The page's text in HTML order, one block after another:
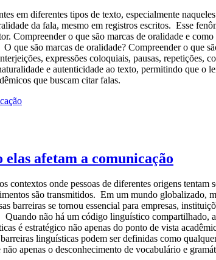
em diferentes tipos de texto, especialmente
da fala, mesmo em registros escritos. Esse
Compreender o que são marcas de oralidade e
que são marcas de oralidade? Compreender o que
expressões coloquiais, pausas, repetições,
e autenticidade ao texto, permitindo que o
que buscam citar falas.
afetam a comunicação
contextos onde pessoas de diferentes origens
são transmitidos. Em um mundo globalizado,
barreiras se tornou essencial para empresas,
não há um código linguístico compartilhado,
é estratégico não apenas do ponto de vista
linguísticas podem ser definidas como
apenas o desconhecimento de vocabulário e